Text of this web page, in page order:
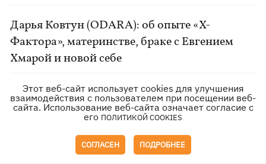
Дарья Ковтун (ODARA): об опыте «Х-
Фактора», материнстве, браке с Евгением
Хмарой и новой себе
Сериалы августа-2026: возвращение «Теда
Лассо», злословящие коты и молодежная
Этот веб-сайт использует cookies для улучшения
взаимодействия с пользователем при посещении веб-
сайта. Использование веб-сайта означает согласие с
его ПОЛИТИКОЙ COOKIES
СОГЛАСЕН ПОДРОБНЕЕ